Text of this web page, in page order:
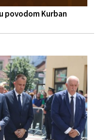
povodom Kurban